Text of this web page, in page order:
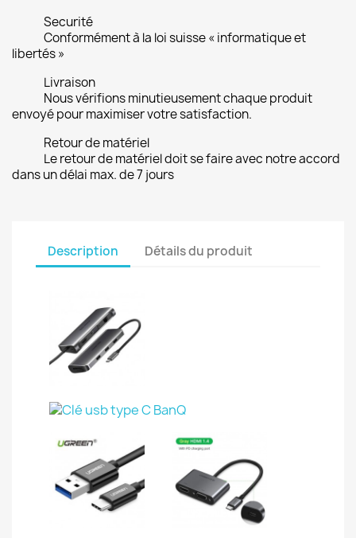
Securité
Conformément à la loi suisse « informatique et
libertés »
Livraison
Nous vérifions minutieusement chaque produit
envoyé pour maximiser votre satisfaction.
Retour de matériel
Le retour de matériel doit se faire avec notre accord
dans un délai max. de 7 jours
Description Détails du produit